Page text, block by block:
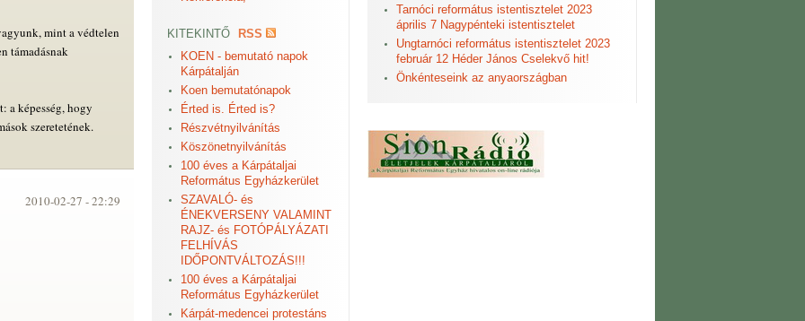
mint a védtelen
támadásnak
a képesség, hogy
szeretetének.
2010-02-27 -22:29
KITEKINTŐ
RSS
KOEN - bemutató napok
Kárpátalján
Koen bemutatónapok
Érted is. Érted is?
Részvétnyilvánítás
Köszönetnyilvánítás
100 éves a Kárpátaljai
Református Egyházkerület
SZAVALÓ- és
ÉNEKVERSENY VALAMINT
RAJZ- és FOTÓPÁLYÁZATI
FELHÍVÁS
IDŐPONTVÁLTOZÁS!!!
100 éves a Kárpátaljai
Református Egyházkerület
Kárpát-medencei protestáns
Tarnóci református istentisztelet 2023
április 7 Nagypénteki istentisztelet
Ungtarnóci református istentisztelet 2023
február 12 Héder János Cselekvő hit!
Önkénteseink az anyaországban